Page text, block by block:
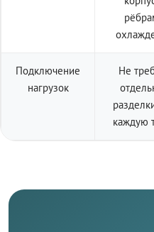
Подключение
нагрузок
Не
каждую